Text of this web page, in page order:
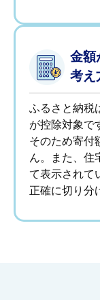
金額
考え
ふるさと納税
が控除対象で
そのため寄付
ん。また、住
て表示されて
正確に切り分